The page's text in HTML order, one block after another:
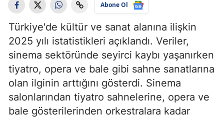
Abone Ol
Türkiye'de kültür ve sanat alanına ilişkin
2025 yılı istatistikleri açıklandı. Veriler,
sinema sektöründe seyirci kaybı yaşanırken
tiyatro, opera ve bale gibi sahne sanatlarına
olan ilginin arttığını gösterdi. Sinema
salonlarından tiyatro sahnelerine, opera ve
bale gösterilerinden orkestralara kadar